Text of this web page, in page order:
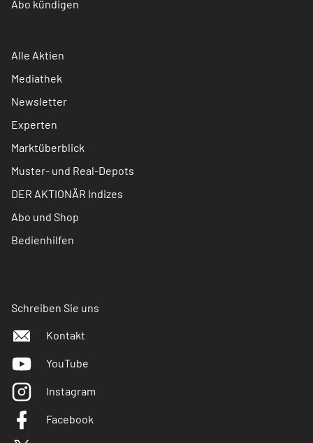
Abo kündigen
Alle Aktien
Mediathek
Newsletter
Experten
Marktüberblick
Muster- und Real-Depots
DER AKTIONÄR Indizes
Abo und Shop
Bedienhilfen
Schreiben Sie uns
Kontakt
YouTube
Instagram
Facebook